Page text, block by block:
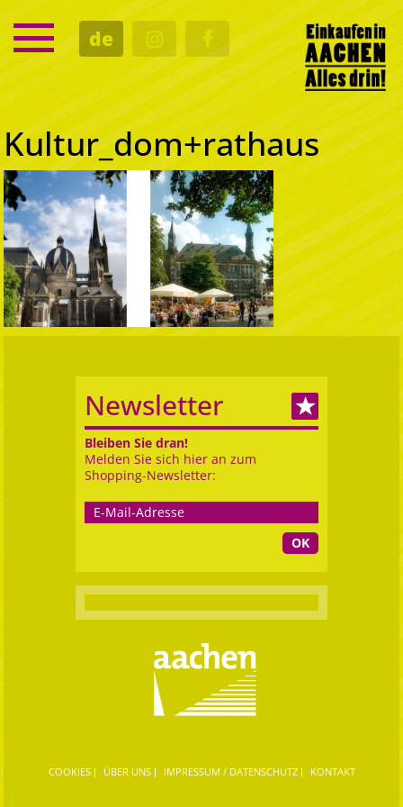
de
SERVICE
TERMINE
KULTUR
GASTRO
Kultur_dom+rathaus
Newsletter
Bleiben Sie dran!
Melden Sie sich hier an zum
Shopping-Newsletter:
OK
COOKIES ÜBER UNS IMPRESSUM / DATENSCHUTZ KONTAKT